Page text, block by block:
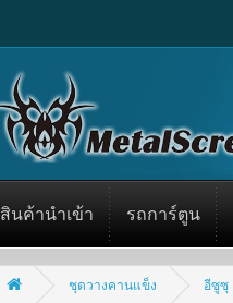
สินค้านำเข้า รถการ์ตูน
ชุดวางคานแข็ง อีซูซุ